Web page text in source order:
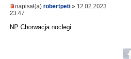
napisał(a) robertpeti » 12.02.2023
23:47
NP Chorwacja noclegi